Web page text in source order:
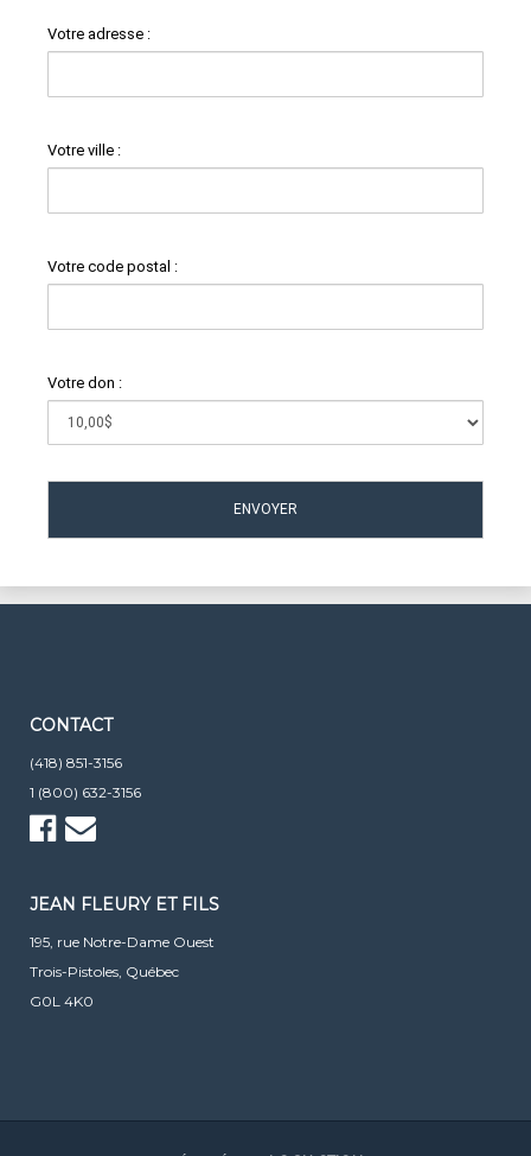
Votre adresse :
Votre ville :
Votre code postal :
Votre don :
CONTACT
(418) 851-3156
1 (800) 632-3156
JEAN FLEURY ET FILS
195, rue Notre-Dame Ouest
Trois-Pistoles, Québec
G0L 4K0